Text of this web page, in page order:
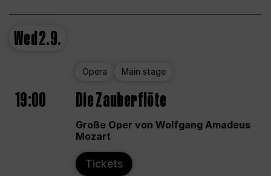
Wed2.9.
Opera Main stage
19:00 Die Zauberflöte
Große Oper von Wolfgang Amadeus
Mozart
Tickets